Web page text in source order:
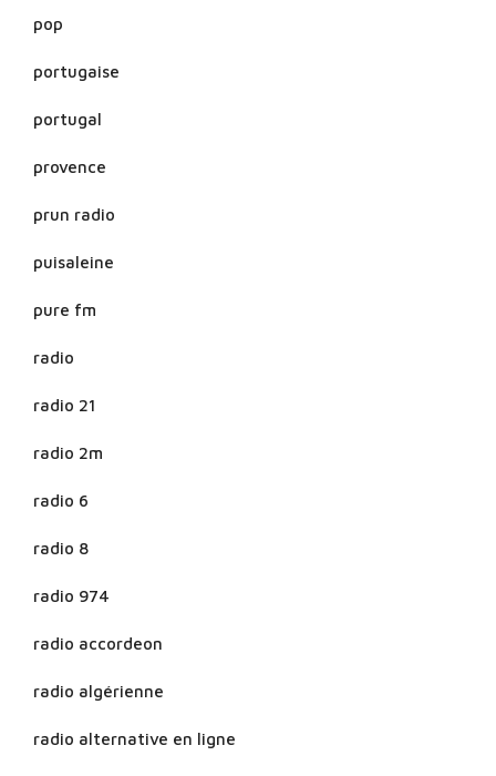
pop
portugaise
portugal
provence
prun radio
puisaleine
pure fm
radio
radio 21
radio 2m
radio 6
radio 8
radio 974
radio accordeon
radio algérienne
radio alternative en ligne